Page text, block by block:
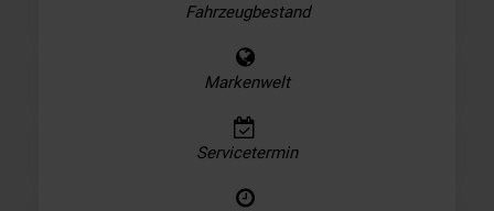
Fahrzeugbestand
Markenwelt
Servicetermin